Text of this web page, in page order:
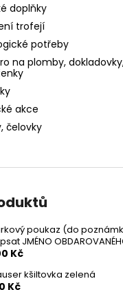
doplňky
trofejí
potřeby
na plomby,
akce
čelovky
poukaz (do
JMÉNO
Kč
kšiltovka zelená
Kč